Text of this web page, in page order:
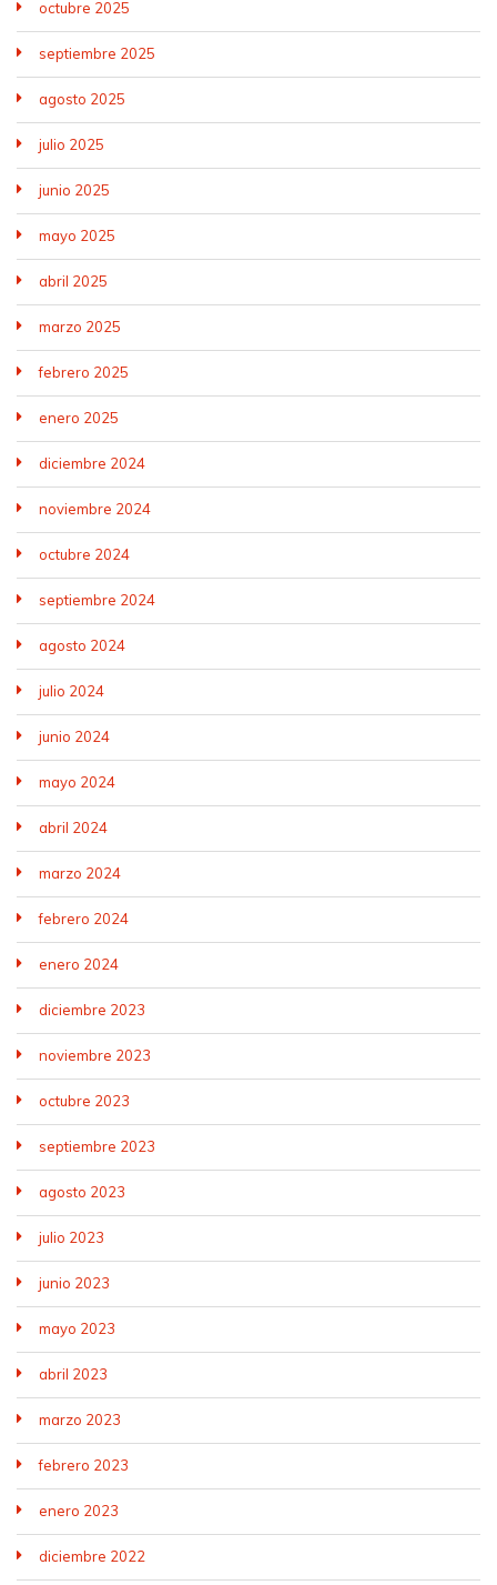
octubre 2025
septiembre 2025
agosto 2025
julio 2025
junio 2025
mayo 2025
abril 2025
marzo 2025
febrero 2025
enero 2025
diciembre 2024
noviembre 2024
octubre 2024
septiembre 2024
agosto 2024
julio 2024
junio 2024
mayo 2024
abril 2024
marzo 2024
febrero 2024
enero 2024
diciembre 2023
noviembre 2023
octubre 2023
septiembre 2023
agosto 2023
julio 2023
junio 2023
mayo 2023
abril 2023
marzo 2023
febrero 2023
enero 2023
diciembre 2022